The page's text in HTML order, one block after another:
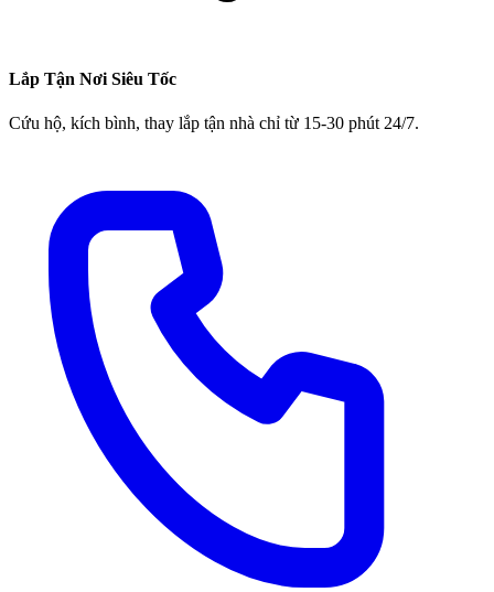
Lắp Tận Nơi Siêu Tốc
Cứu hộ, kích bình, thay lắp tận nhà chỉ từ 15-30 phút 24/7.